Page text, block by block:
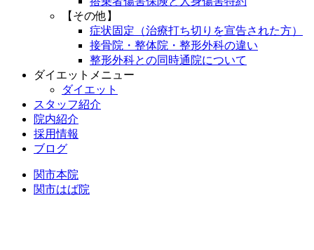
【その他】
症状固定（治療打ち切りを宣告された方）
接骨院・整体院・整形外科の違い
整形外科との同時通院について
ダイエットメニュー
ダイエット
スタッフ紹介
院内紹介
採用情報
ブログ
関市本院
関市はば院